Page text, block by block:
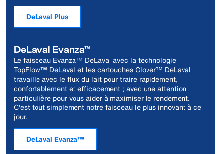
DeLaval Plus
DeLaval Evanza™
Le faisceau Evanza™ DeLaval avec la technologie
TopFlow™ DeLaval et les cartouches Clover™ DeLaval
travaille avec le flux du lait pour traire rapidement,
confortablement et efficacement ; avec une attention
particulière pour vous aider à maximiser le rendement.
C'est tout simplement notre faisceau le plus innovant à ce
jour.
DeLaval Evanza™